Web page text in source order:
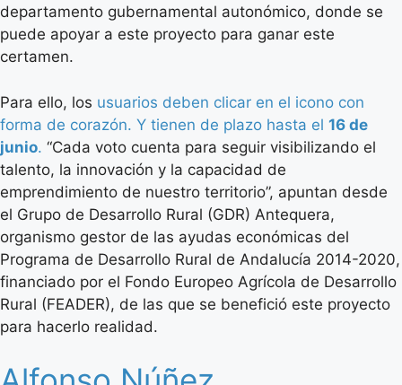
departamento gubernamental autonómico, donde se
puede apoyar a este proyecto para ganar este
certamen.
Para ello, los usuarios deben clicar en el icono con
forma de corazón. Y tienen de plazo hasta el 16 de
junio. “Cada voto cuenta para seguir visibilizando el
talento, la innovación y la capacidad de
emprendimiento de nuestro territorio”, apuntan desde
el Grupo de Desarrollo Rural (GDR) Antequera,
organismo gestor de las ayudas económicas del
Programa de Desarrollo Rural de Andalucía 2014-2020,
financiado por el Fondo Europeo Agrícola de Desarrollo
Rural (FEADER), de las que se benefició este proyecto
para hacerlo realidad.